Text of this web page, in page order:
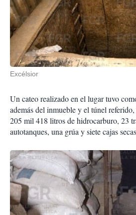
Excélsior
Un cateo realizado en el lugar tuvo
además del inmueble y el túnel
205 mil 418 litros de hidrocarburo, 23
autotanques, una grúa y siete cajas